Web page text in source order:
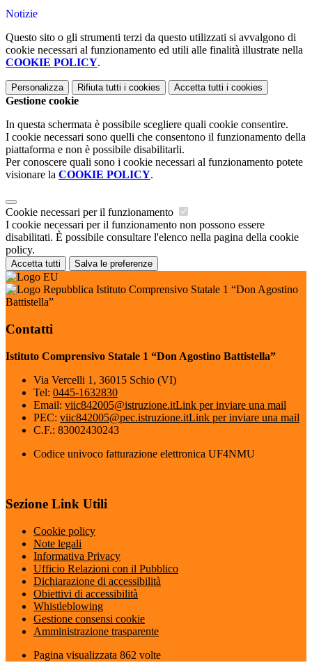
Notizie
Questo sito o gli strumenti terzi da questo utilizzati si avvalgono di
cookie necessari al funzionamento ed utili alle finalità illustrate nella
COOKIE POLICY.
Personalizza Rifiuta tutti i cookies Accetta tutti i cookies
Gestione cookie
In questa schermata è possibile scegliere quali cookie consentire.
I cookie necessari sono quelli che consentono il funzionamento della
piattaforma e non è possibile disabilitarli.
Per conoscere quali sono i cookie necessari al funzionamento potete
visionare la COOKIE POLICY.
Cookie necessari per il funzionamento
I cookie necessari per il funzionamento non possono essere
disabilitati. È possibile consultare l'elenco nella pagina della cookie
policy.
Accetta tutti Salva le preferenze
Istituto Comprensivo Statale 1 “Don Agostino
Battistella”
Contatti
Istituto Comprensivo Statale 1 “Don Agostino Battistella”
Via Vercelli 1, 36015 Schio (VI)
Tel: 0445-1632830
Email: viic842005@istruzione.itLink per inviare una mail
PEC: viic842005@pec.istruzione.itLink per inviare una mail
C.F.: 83002430243
Codice univoco fatturazione elettronica UF4NMU
Sezione Link Utili
Cookie policy
Note legali
Informativa Privacy
Ufficio Relazioni con il Pubblico
Dichiarazione di accessibilità
Obiettivi di accessibilità
Whistleblowing
Gestione consensi cookie
Amministrazione trasparente
Pagina visualizzata 862 volte